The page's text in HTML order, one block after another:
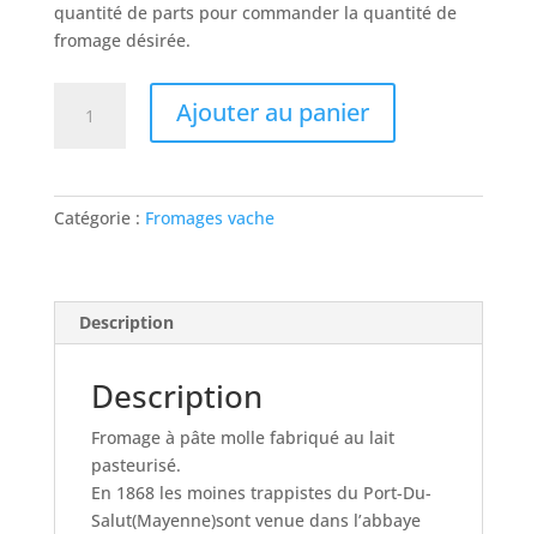
quantité de parts pour commander la quantité de
fromage désirée.
Ajouter au panier
Catégorie : Fromages vache
Description
Description
Fromage à pâte molle fabriqué au lait
pasteurisé.
En 1868 les moines trappistes du Port-Du-
Salut(Mayenne)sont venue dans l’abbaye